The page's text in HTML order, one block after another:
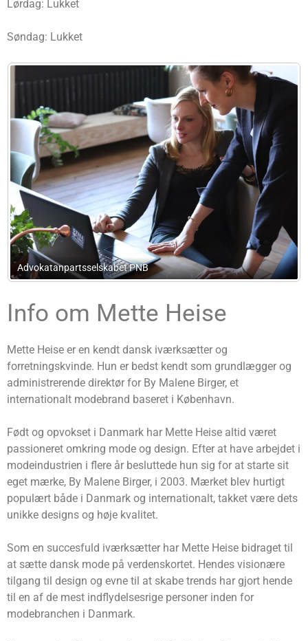
Lørdag: Lukket
Søndag: Lukket
Kønig Advokater I/S
Info om Mette Heise
Mette Heise er en kendt dansk iværksætter og
forretningskvinde. Hun er bedst kendt som grundlægger og
administrerende direktør for By Malene Birger, et
internationalt modebrand baseret i København.
Født og opvokset i Danmark har Mette Heise altid været
passioneret omkring mode og design. Efter at have arbejdet i
modeindustrien i flere år besluttede hun sig for at starte sit
eget mærke, By Malene Birger, i 2003. Mærket blev hurtigt
populært både i Danmark og internationalt, takket være dets
unikke designs og høje kvalitet.
Som en succesfuld iværksætter har Mette Heise bidraget til
at sætte dansk mode på verdenskortet. Hendes visionære
tilgang til design og evne til at skabe trends har gjort hende
til en af de mest indflydelsesrige personer inden for
modebranchen i Danmark.